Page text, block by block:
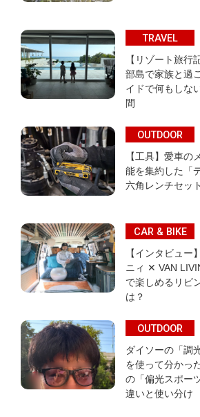
TRAVEL
【リゾート旅行
部島で家族と過
イドで何もしな
間
OUTDOOR
【工具】愛車の
能を集約した「
六角レンチセッ
CAR & BIKE
【インタビュー
ニィ ✕ VAN
で楽しめるリビ
は？
OUTDOOR
ダイソーの「調
を使って分かっ
の「偏光スポー
違いと使い分け